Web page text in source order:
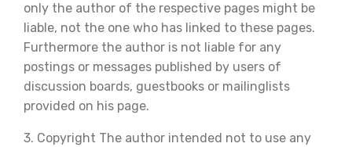
only the author of the respective pages might be
liable, not the one who has linked to these pages.
Furthermore the author is not liable for any
postings or messages published by users of
discussion boards, guestbooks or mailinglists
provided on his page.
3. Copyright The author intended not to use any